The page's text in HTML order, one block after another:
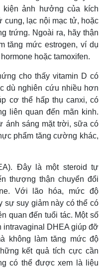
ảnh hưởng của kích
cung, lạc nội mạc tử, hoặc
trứng. Ngoài ra, hãy thận
tăng mức estrogen, ví dụ
hoặc tamoxifen.
cho thấy vitamin D có
dù nghiên cứu nhiều hơn
cơ thể hấp thụ canxi, có
liên quan đến mãn kinh.
ánh sáng mặt trời, sữa có
phẩm tăng cường khác,
Đây là một steroid tự
thượng thận chuyển đổi
Với lão hóa, mức độ
sự suy giảm này có thể có
quan đến tuổi tác. Một số
intravaginal DHEA giúp đỡ
không làm tăng mức độ
kết quả tích cực cần
có thể được xem là liệu